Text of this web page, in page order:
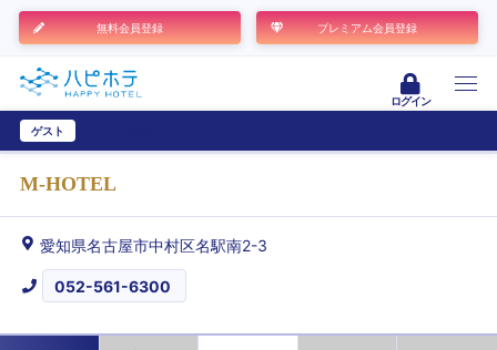
無料会員登録 プレミアム会員登録
ログイン
ゲスト
M-HOTEL
愛知県名古屋市中村区名駅南2-3
052-561-6300